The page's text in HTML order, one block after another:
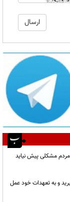
مردم مشکلی پیش نیاید
و به تعهدات خود عمل